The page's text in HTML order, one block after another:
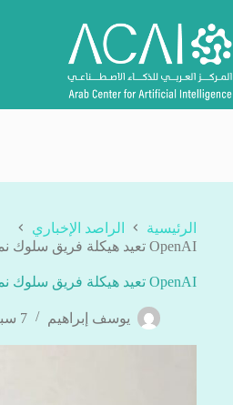
إلى
المحتوى
الرئيسية
الراصد الإخباري
OpenAI تعيد هيكلة فريق سلوك نماذج الذكاء الاصطناعي لتطوير شخصية شات جي بي تي
OpenAI تعيد هيكلة فريق سلوك نماذج الذكاء الاصطناعي لتطوير شخصية شات جي بي تي
يوسف إبراهيم 7 سبتمبر, 2025